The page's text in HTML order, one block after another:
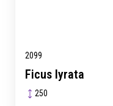
2099
Ficus lyrata
250